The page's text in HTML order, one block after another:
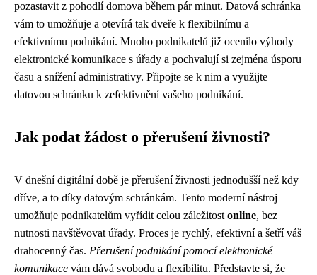
pozastavit z pohodlí domova během pár minut. Datová schránka
vám to umožňuje a otevírá tak dveře k flexibilnímu a
efektivnímu podnikání. Mnoho podnikatelů již ocenilo výhody
elektronické komunikace s úřady a pochvalují si zejména úsporu
času a snížení administrativy. Připojte se k nim a využijte
datovou schránku k zefektivnění vašeho podnikání.
Jak podat žádost o přerušení živnosti?
V dnešní digitální době je přerušení živnosti jednodušší než kdy
dříve, a to díky datovým schránkám. Tento moderní nástroj
umožňuje podnikatelům vyřídit celou záležitost online, bez
nutnosti navštěvovat úřady. Proces je rychlý, efektivní a šetří váš
drahocenný čas. Přerušení podnikání pomocí elektronické
komunikace vám dává svobodu a flexibilitu. Představte si, že